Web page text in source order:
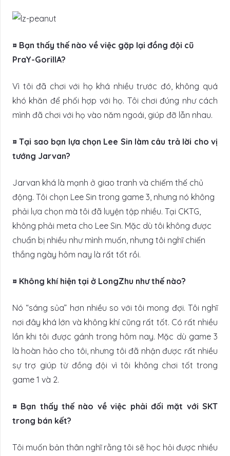
¤ Bạn thấy thế nào về việc gặp lại đồng đội cũ
PraY-GorillA?
Vì tôi đã chơi với họ khá nhiều trước đó, không quá
khó khăn để phối hợp với họ. Tôi chơi đúng như cách
mình đã chơi với họ vào năm ngoái, giúp đỡ lẫn nhau.
¤ Tại sao bạn lựa chọn Lee Sin làm câu trả lời cho vị
tướng Jarvan?
Jarvan khá là mạnh ở giao tranh và chiếm thế chủ
động. Tôi chọn Lee Sin trong game 3, nhưng nó không
phải lựa chọn mà tôi đã luyện tập nhiều. Tại CKTG,
không phải meta cho Lee Sin. Mặc dù tôi không được
chuẩn bị nhiều như mình muốn, nhưng tôi nghĩ chiến
thắng ngày hôm nay là rất tốt rồi.
¤ Không khí hiện tại ở LongZhu như thế nào?
Nó “sáng sủa” hơn nhiều so với tôi mong đợi. Tôi nghĩ
nơi đây khá lớn và không khí cũng rất tốt. Có rất nhiều
lần khi tôi được gánh trong hôm nay. Mặc dù game 3
là hoàn hảo cho tôi, nhưng tôi đã nhận được rất nhiều
sự trợ giúp từ đồng đội vì tôi không chơi tốt trong
game 1 và 2.
¤ Bạn thấy thế nào về việc phải đối mặt với SKT
trong bán kết?
Tôi muốn bản thân nghĩ rằng tôi sẽ học hỏi được nhiều